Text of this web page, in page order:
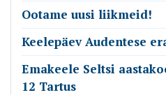
Ootame uusi liikmeid!
Keelepäev Audentese
Emakeele Seltsi
12 Tartus